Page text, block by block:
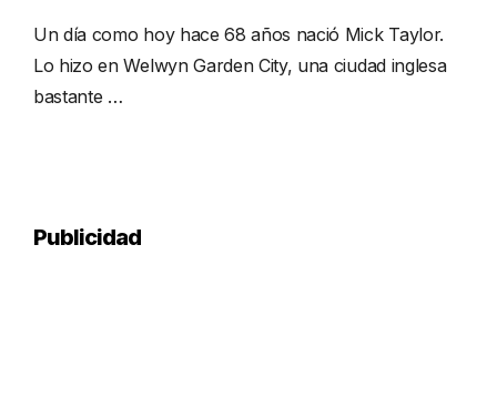
Un día como hoy hace 68 años nació Mick Taylor.
Lo hizo en Welwyn Garden City, una ciudad inglesa
bastante …
Publicidad